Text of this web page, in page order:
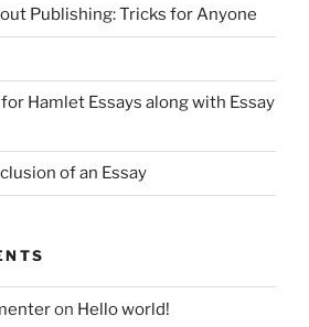
Publishing: Tricks for Anyone
Hamlet Essays along with Essay
of an Essay
on Hello world!